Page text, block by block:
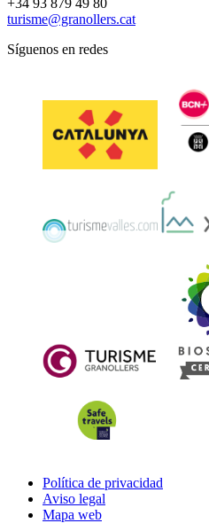
+34 93 879 49 80
turisme@granollers.cat
Síguenos en redes
Política de privacidad
Aviso legal
Mapa web